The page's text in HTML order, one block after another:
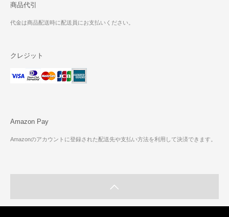
商品代引
代金は商品配送時に配送員にお支払いください。
クレジット
Amazon Pay
Amazonのアカウントに登録された配送先や支払い方法を利用して決済できます。